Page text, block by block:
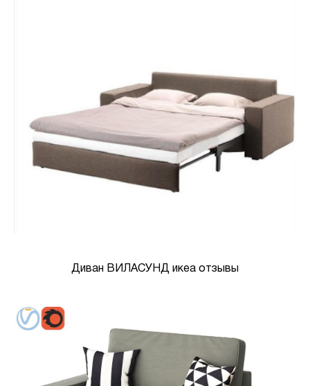
Диван ВИЛАСУНД икеа отзывы